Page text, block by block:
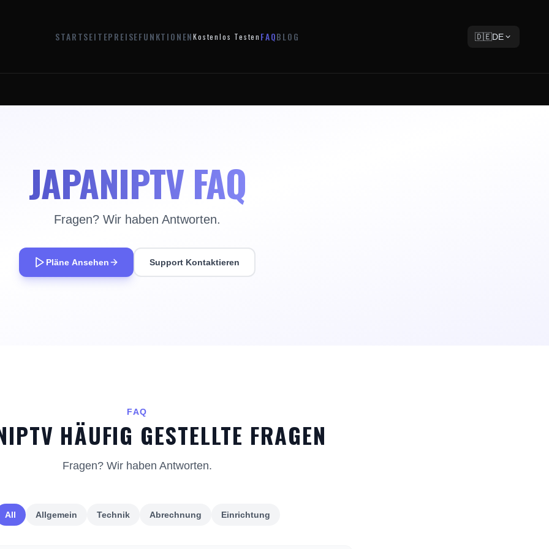
STARTSEITEPREISEFUNKTIONENKostenlos Testen FAQBLOG 🇩🇪DE
JAPANIPTV FAQ
Fragen? Wir haben Antworten.
Pläne Ansehen Support Kontaktieren
FAQ
HÄUFIG GESTELLTE FRAGEN
Fragen? Wir haben Antworten.
All Allgemein Technik Abrechnung Einrichtung